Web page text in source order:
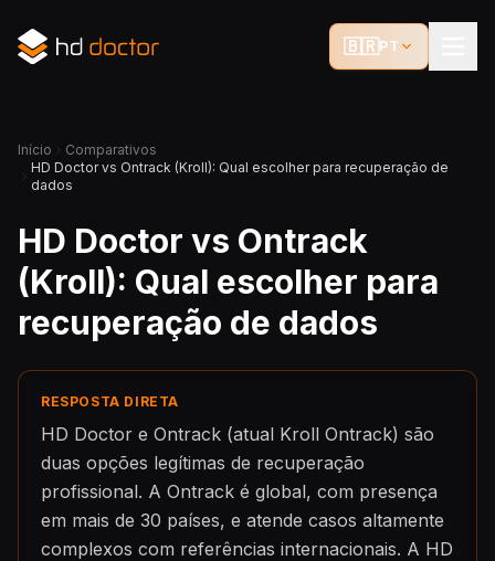
🇧🇷 PT
Início
Comparativos
HD Doctor vs Ontrack (Kroll): Qual escolher para recuperação de
dados
HD Doctor vs Ontrack
(Kroll): Qual escolher para
recuperação de dados
RESPOSTA DIRETA
HD Doctor e Ontrack (atual Kroll Ontrack) são
duas opções legítimas de recuperação
profissional. A Ontrack é global, com presença
em mais de 30 países, e atende casos altamente
complexos com referências internacionais. A HD